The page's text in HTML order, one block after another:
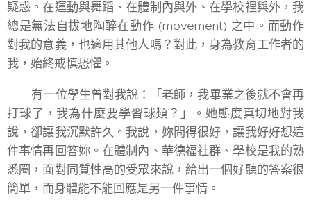
疑惑。在運動與舞蹈、在體制內與外、在學校裡與外，我
總是無法自拔地陶醉在動作 (movement) 之中。而動作
對我的意義，也適用其他人嗎？對此，身為教育工作者的
我，始終戒慎恐懼。
有一位學生曾對我說：「老師，我畢業之後就不會再
打球了，我為什麼要學習球類？」。她態度真切地對我
說，卻讓我沉默許久。我說，妳問得很好，讓我好好想這
件事情再回答妳。在體制內、華德福社群、學校是我的熟
悉圈，面對同質性高的受眾來說，給出一個好聽的答案很
簡單，而身體能不能回應是另一件事情。